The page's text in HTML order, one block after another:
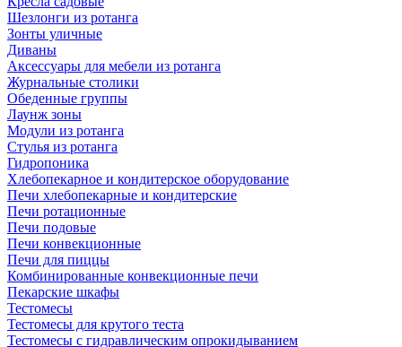
Шезлонги из ротанга
Зонты уличные
Диваны
Аксессуары для мебели из ротанга
Журнальные столики
Обеденные группы
Лаунж зоны
Модули из ротанга
Стулья из ротанга
Гидропоника
Хлебопекарное и кондитерское оборудование
Печи хлебопекарные и кондитерские
Печи ротационные
Печи подовые
Печи конвекционные
Печи для пиццы
Комбинированные конвекционные печи
Пекарские шкафы
Тестомесы
Тестомесы для крутого теста
Тестомесы с гидравлическим опрокидыванием